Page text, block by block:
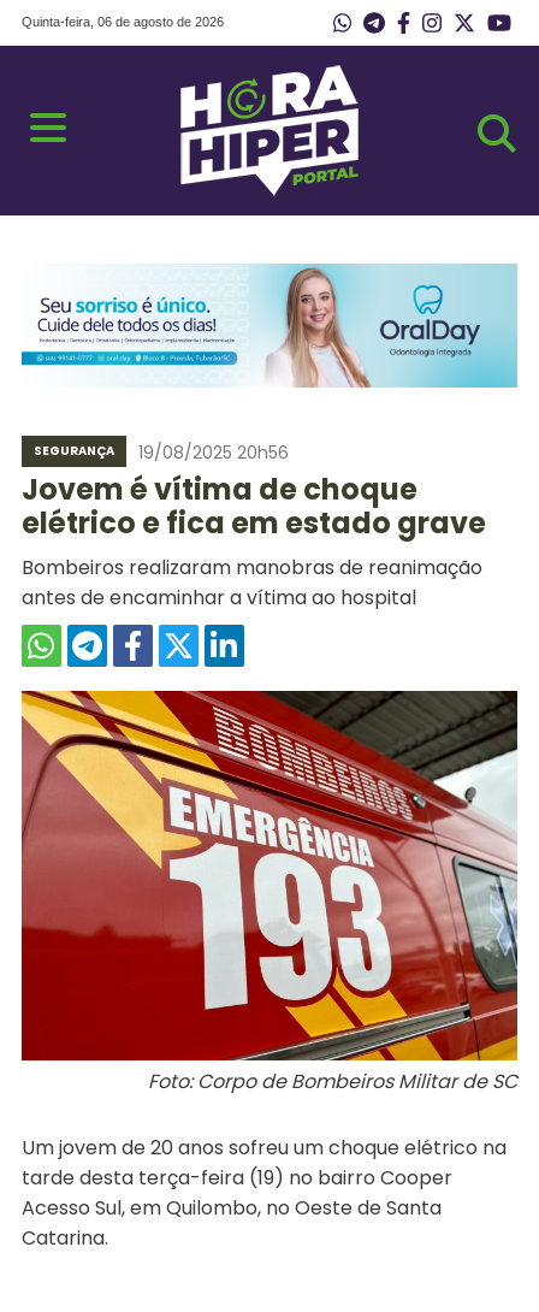
Quinta-feira, 06 de agosto de 2026
SEGURANÇA 19/08/2025 20h56
Jovem é vítima de choque
elétrico e fica em estado grave
Bombeiros realizaram manobras de reanimação
antes de encaminhar a vítima ao hospital
Foto: Corpo de Bombeiros Militar de SC
Um jovem de 20 anos sofreu um choque elétrico na
tarde desta terça-feira (19) no bairro Cooper
Acesso Sul, em Quilombo, no Oeste de Santa
Catarina.